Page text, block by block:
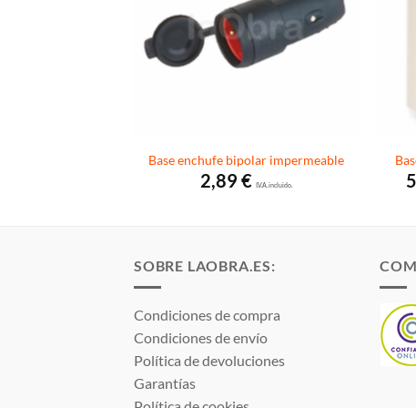
Base enchufe bipolar impermeable
2,89 €I.V.A. incluido.
SOBRE LAOBRA.ES:
Condiciones de compra
Condiciones de envío
Política de devoluciones
Garantías